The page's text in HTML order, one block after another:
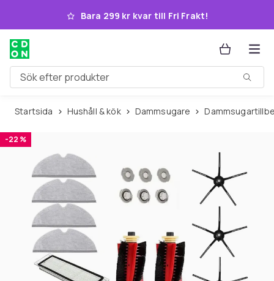
Hoppa till huvudinnehållet
Bara 299 kr kvar till Fri Frakt!
Sök efter produkter
Startsida Hushåll & kök Dammsugare
-22 %